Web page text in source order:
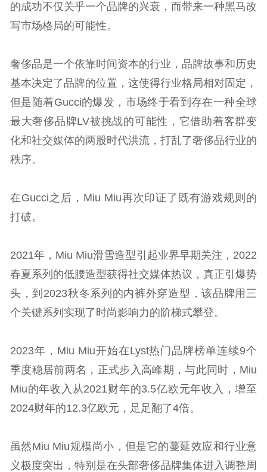
的成功不仅关乎一个品牌的兴衰，而带来一种黑马改
写市场格局的可能性。
奢侈品是一个依靠时间资本的行业，品牌故事和历史
基本决定了品牌的位置，这使得行业格局相对固定，
但是随着Gucci的爆发，市场终于看到存在一种全球
最大奢侈品牌LV被挑战的可能性，它借助着客群变
化和社交媒体的两股时代洪流，打乱了奢侈品行业的
秩序。
在Gucci之后，Miu Miu再次印证了既有游戏规则的
打破。
2021年，Miu Miu滑雪造型引起业界早期关注，2022
春夏系列的低腰造型获得社交媒体热议，真正引爆势
头，到2023秋冬系列的内裤外穿造型，该品牌用三
个关键系列实现了时尚影响力的阶梯式攀登。
2023年，Miu Miu开始在Lyst热门品牌榜单连续9个
季度稳居前两名，正式步入高峰期，与此同时，Miu
Miu的年收入从2021财年的3.5亿欧元年收入，增至
2024财年的12.3亿欧元，足足翻了4倍。
虽然Miu Miu规模尚小，但是它的蔓延效应和行业意
义极度突出，特别是在头部奢侈品牌集体进入调整周